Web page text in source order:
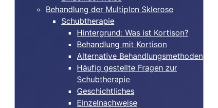
Behandlung der Multiplen Sklerose
Schubtherapie
Hintergrund: Was ist Kortison?
Behandlung mit Kortison
Alternative Behandlungsmethoden
Häufig gestellte Fragen zur
Schubtherapie
Geschichtliches
Einzelnachweise